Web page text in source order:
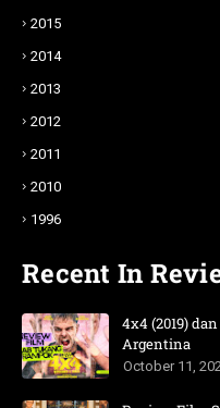
2015
2014
2013
2012
2011
2010
1996
Recent In
4x4 (2019)
Argentina
October 11,